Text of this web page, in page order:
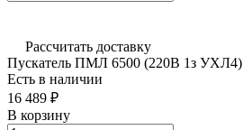
Рассчитать доставку
Пускатель ПМЛ 6500 (220В 1з УХЛ4)
Есть в наличии
16 489 ₽
В корзину